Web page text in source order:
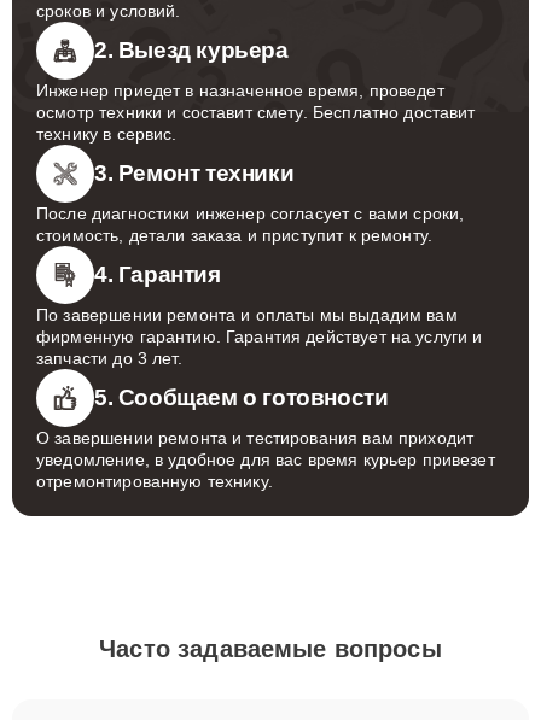
сроков и условий.
2. Выезд курьера
Инженер приедет в назначенное время, проведет
осмотр техники и составит смету. Бесплатно доставит
технику в сервис.
3. Ремонт техники
После диагностики инженер согласует с вами сроки,
стоимость, детали заказа и приступит к ремонту.
4. Гарантия
По завершении ремонта и оплаты мы выдадим вам
фирменную гарантию. Гарантия действует на услуги и
запчасти до 3 лет.
5. Сообщаем о готовности
О завершении ремонта и тестирования вам приходит
уведомление, в удобное для вас время курьер привезет
отремонтированную технику.
Часто задаваемые вопросы